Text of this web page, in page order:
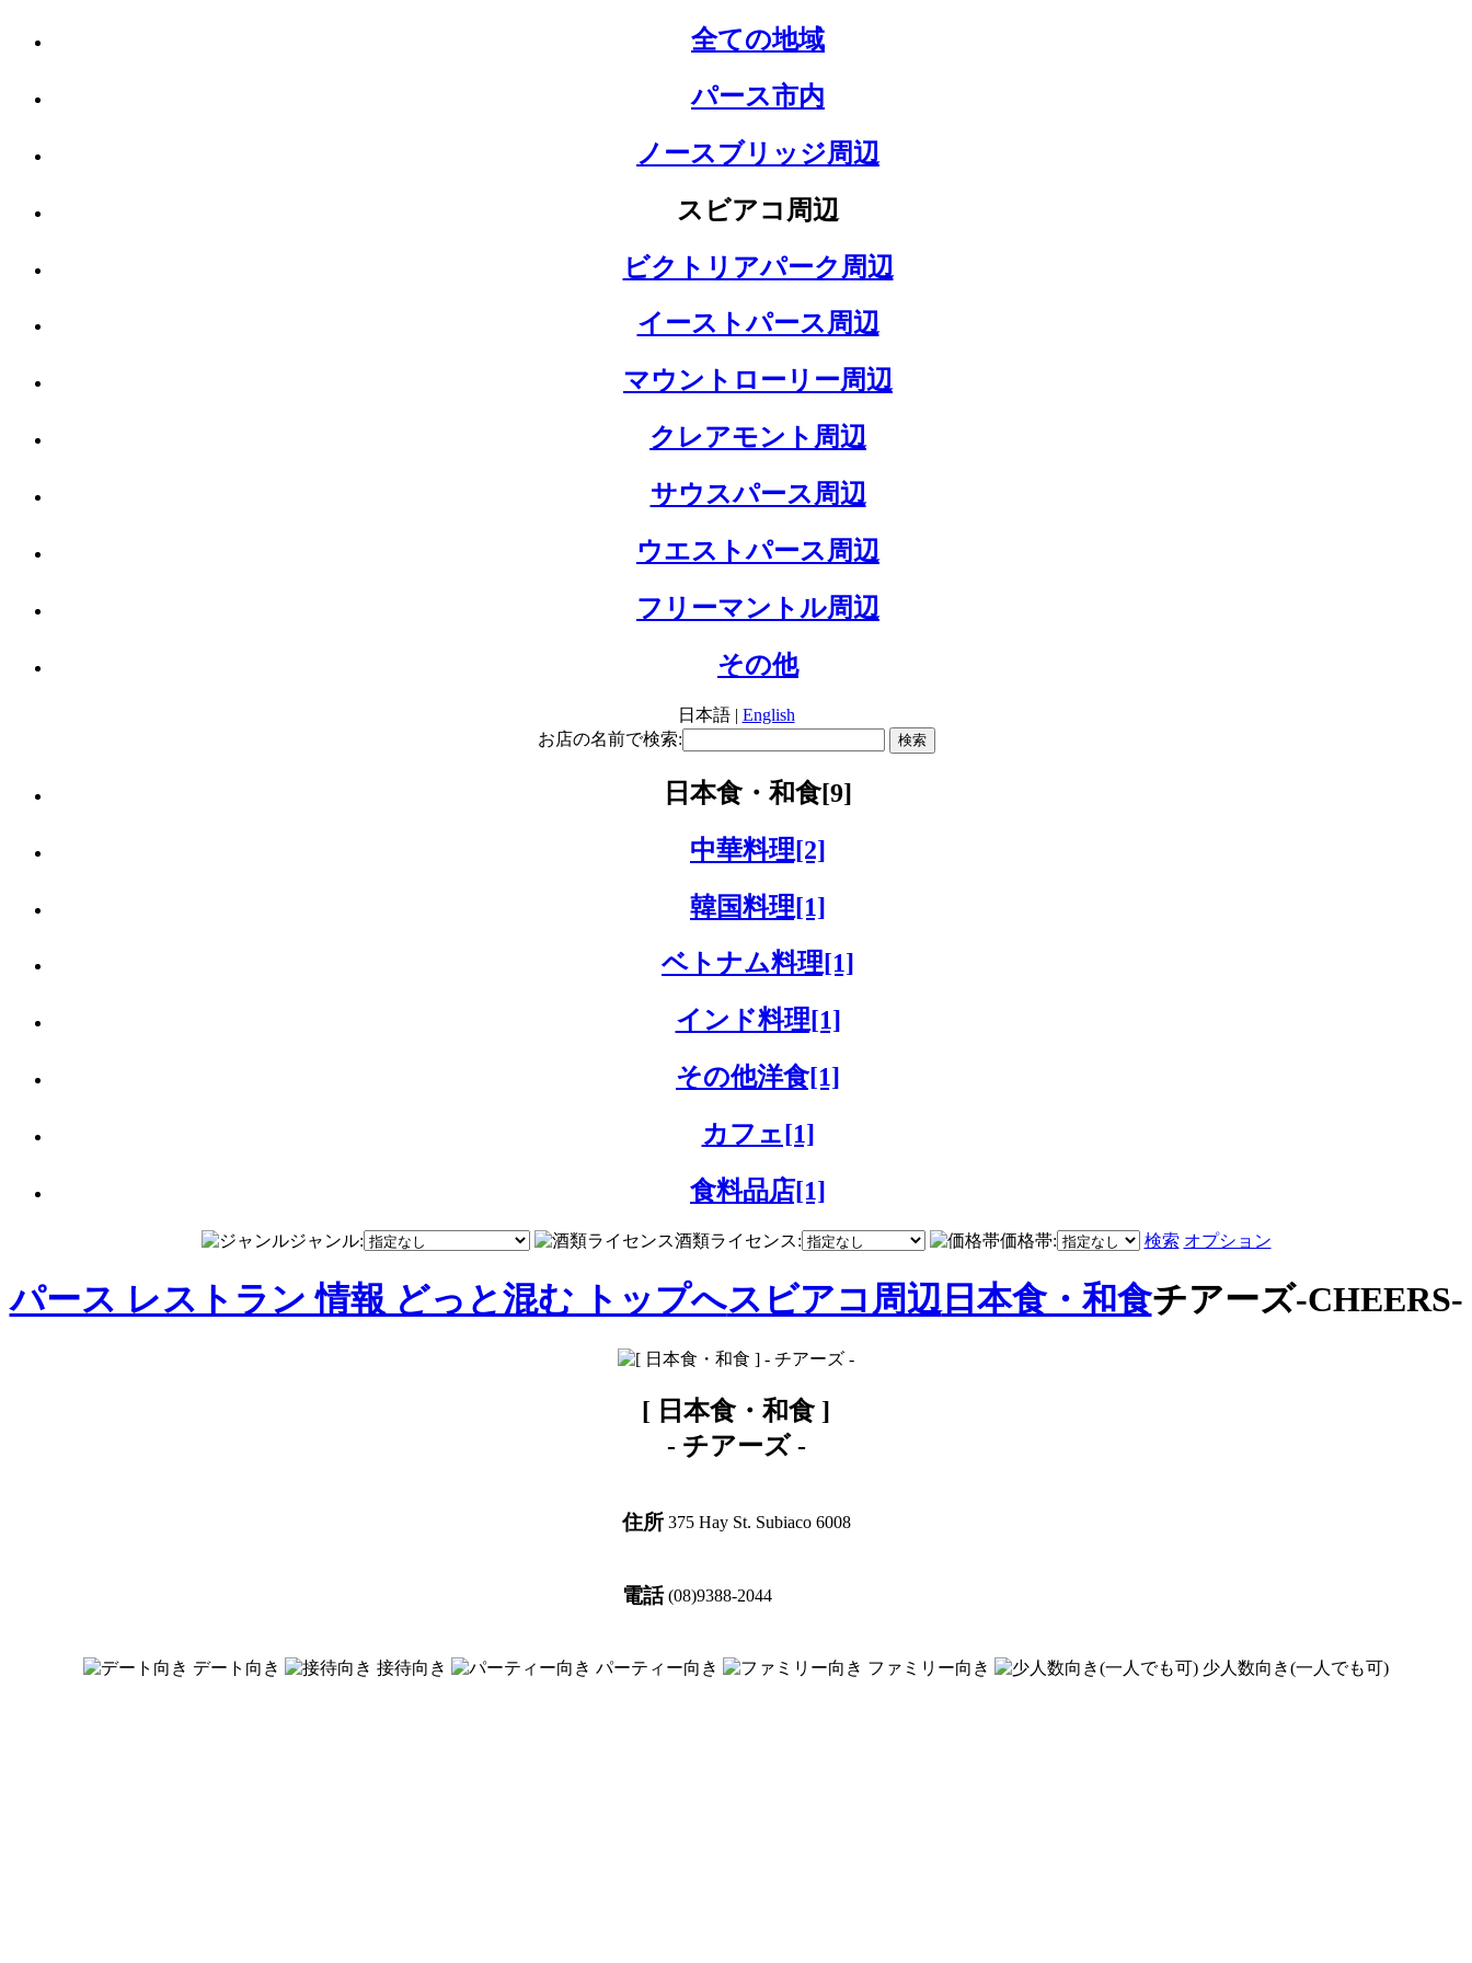
全ての地域
パース市内
ノースブリッジ周辺
スビアコ周辺
ビクトリアパーク周辺
イーストパース周辺
マウントローリー周辺
クレアモント周辺
サウスパース周辺
ウエストパース周辺
フリーマントル周辺
その他
日本語 | English
お店の名前で検索:
日本食・和食[9]
中華料理[2]
韓国料理[1]
ベトナム料理[1]
インド料理[1]
その他洋食[1]
カフェ[1]
食料品店[1]
ジャンル: 酒類ライセンス: 価格帯: 検索 オプション
パース レストラン 情報 どっと混む トップへスビアコ周辺日本食・和食チアーズ-CHEERS-
[ 日本食・和食 ]
- チアーズ-
住所 375 Hay St. Subiaco 6008
電話 (08)9388-2044
デート向き 接待向き パーティー向き ファミリー向き 少人数向き(一人でも可)